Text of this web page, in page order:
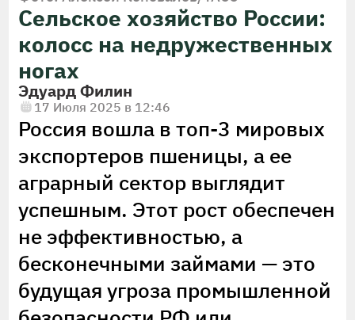
Сельское хозяйство России:
колосс на недружественных
ногах
Эдуард Филин
17 Июля 2025 в 12:46
Россия вошла в топ-3 мировых
экспортеров пшеницы, а ее
аграрный сектор выглядит
успешным. Этот рост обеспечен
не эффективностью, а
бесконечными займами — это
будущая угроза промышленной